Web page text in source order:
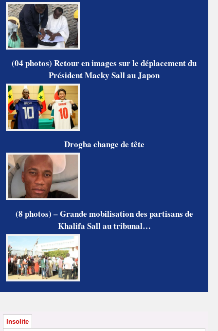
(04 photos) Retour en images sur le déplacement du
Président Macky Sall au Japon
Drogba change de tête
(8 photos) – Grande mobilisation des partisans de
Khalifa Sall au tribunal…
Insolite